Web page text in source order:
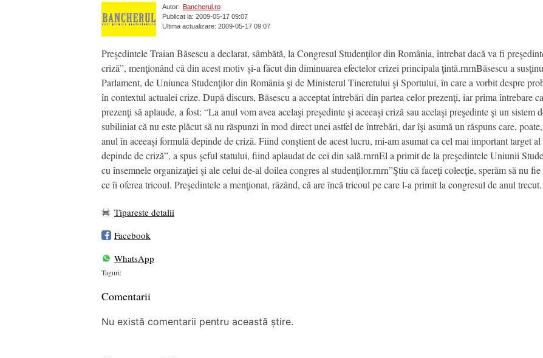
Autor:
Bancherul.ro
Publicat la: 2009-05-17 09:07
Ultima actualizare: 2009-05-17 09:07
Preşedintele Traian Băsescu a declarat, sâmbătă, la Congresul Studenţilor din România, întrebat dacă va fi
criză”, menţionând că din acest motiv şi-a făcut din diminuarea efectelor crizei principala ţintă.rnrnBăsescu a
Parlament, de Uniunea Studenţilor din România şi de Ministerul Tineretului şi Sportului, în care a vorbit despre
în contextul actualei crize. După discurs, Băsescu a acceptat întrebări din partea celor prezenţi, iar prima întrebare
prezenţi să aplaude, a fost: “La anul vom avea acelaşi preşedinte şi aceeaşi criză sau acelaşi preşedinte şi un sistem
subiliniat că nu este plăcut să nu răspunzi în mod direct unei astfel de întrebări, dar îşi asumă un răspuns care,
anul în aceeaşi formulă depinde de criză. Fiind conştient de acest lucru, mi-am asumat ca cel mai important target
depinde de criză”, a spus şeful statului, fiind aplaudat de cei din sală.rnrnEl a primit de la preşedintele Uniunii
cu însemnele organizaţiei şi ale celui de-al doilea congres al studenţilor.rnrn”Ştiu că faceţi colecţie, sperăm să nu
ce îi oferea tricoul. Preşedintele a menţionat, râzând, că are încă tricoul pe care l-a primit la congresul de anul trecut.
Tipareste detalii
Facebook
WhatsApp
Taguri:
Comentarii
Nu există comentarii pentru această știre.